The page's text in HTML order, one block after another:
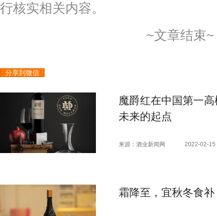
行核实相关内容。
~文章结束~
分享到微信
魔爵红在中国第一
未来的起点
来源：酒业新闻网 2022-02-15
霜降至，宜秋冬食